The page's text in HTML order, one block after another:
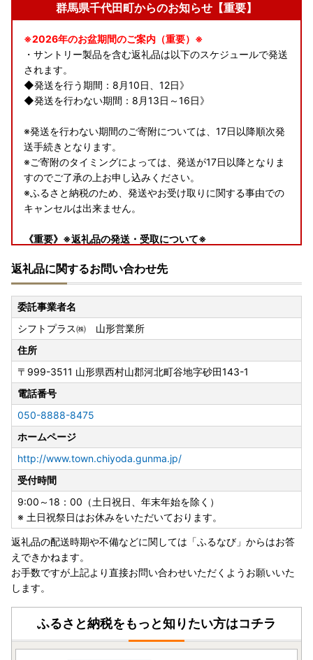
群馬県千代田町からのお知らせ【重要】
※2026年のお盆期間のご案内（重要）※
・サントリー製品を含む返礼品は以下のスケジュールで発送
されます。
◆発送を行う期間：8月10日、12日》
◆発送を行わない期間：8月13日～16日》
※発送を行わない期間のご寄附については、17日以降順次発
送手続きとなります。
※ご寄附のタイミングによっては、発送が17日以降となりま
すのでご了承の上お申し込みください。
※ふるさと納税のため、発送やお受け取りに関する事由での
キャンセルは出来ません。
《重要》※返礼品の発送・受取について※
る場合がございます。
・発送は、事業元での準備ができ次第順次発送開始となりま
すので、日時指定ご希望の場合は配送業者へ直接お問い合わ
せください。
・連休中にお受け取りいただけず返送となった場合の再送は
行えませんのでご了承ください。
※お申込みの前に必ずご確認ください※
■寄付の申込について
・寄附者様のご都合による寄附申込のキャンセルや返礼品の
変更等は出来ませんのであらかじめご了承ください。
・配送先や名義変更があった場合は、至急お問合せ先までご
連絡いただけますようお願いいたします。
※保管期限切れ等で受け取れなかった場合の再送等は行えま
せん。
■ヤマト運輸(株)の荷物転送サービス有料化のお知らせ
・引越し等により転送となり生じた配送料は、転送先の受取
人様のご負担となります。（転送料は配送業者へご確認くだ
さい）※贈答用としてお送りする場合も同様となります
返礼品に関するお問い合わせ先
委託事業者名
シフトプラス㈱ 山形営業所
住所
〒999-3511 山形県西村山郡河北町谷地字砂田143-1
電話番号
050-8888-8475
ホームページ
http://www.town.chiyoda.gunma.jp/
受付時間
9:00～18：00（土日祝日、年末年始を除く）
※ 土日祝祭日はお休みをいただいております。
返礼品の配送時期や不備などに関しては「ふるなび」からはお答
えできかねます。
お手数ですが上記より直接お問い合わせいただくようお願いいた
します。
ふるさと納税をもっと知りたい方はコチラ